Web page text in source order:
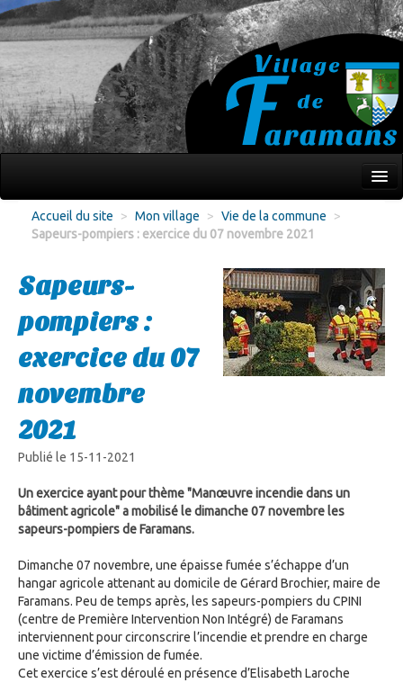
Écoles Jeunesse
Culture Loisirs
Associations
Environnement
Infos pratiques
Accueil du site > Mon village > Vie de la commune
>
Sapeurs-pompiers : exercice du 07 novembre 2021
Sapeurs-
pompiers :
exercice du 07
novembre
2021
Publié le 15-11-2021
Un exercice ayant pour thème "Manœuvre incendie dans un
bâtiment agricole" a mobilisé le dimanche 07 novembre les
sapeurs-pompiers de Faramans.
Dimanche 07 novembre, une épaisse fumée s’échappe d’un
hangar agricole attenant au domicile de Gérard Brochier, maire de
Faramans. Peu de temps après, les sapeurs-pompiers du CPINI
(centre de Première Intervention Non Intégré) de Faramans
interviennent pour circonscrire l’incendie et prendre en charge
une victime d’émission de fumée.
Cet exercice s’est déroulé en présence d’Elisabeth Laroche